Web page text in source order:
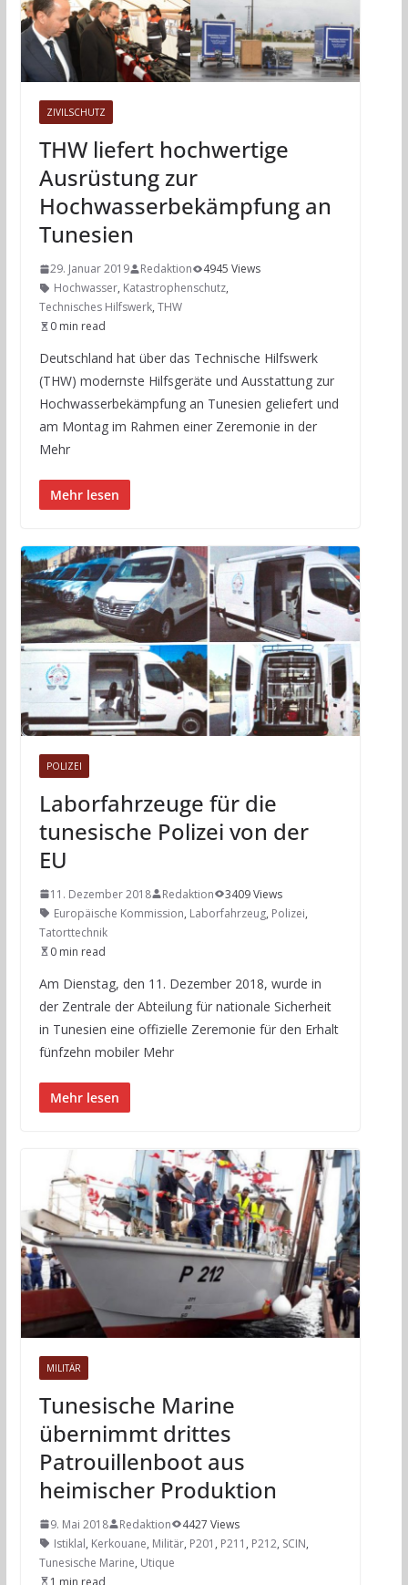
ZIVILSCHUTZ
THW liefert hochwertige
Ausrüstung zur
Hochwasserbekämpfung an
Tunesien
29. Januar 2019 Redaktion
4945 Views
Hochwasser, Katastrophenschutz,
Technisches Hilfswerk, THW
0 min read
Deutschland hat über das Technische Hilfswerk
(THW) modernste Hilfsgeräte und Ausstattung zur
Hochwasserbekämpfung an Tunesien geliefert und
am Montag im Rahmen einer Zeremonie in der
Mehr
Mehr lesen
POLIZEI
Laborfahrzeuge für die
tunesische Polizei von der
EU
11. Dezember 2018 Redaktion
3409 Views
Europäische Kommission, Laborfahrzeug, Polizei,
Tatorttechnik
0 min read
Am Dienstag, den 11. Dezember 2018, wurde in
der Zentrale der Abteilung für nationale Sicherheit
in Tunesien eine offizielle Zeremonie für den Erhalt
fünfzehn mobiler Mehr
Mehr lesen
MILITÄR
Tunesische Marine
übernimmt drittes
Patrouillenboot aus
heimischer Produktion
9. Mai 2018 Redaktion
4427 Views
Istiklal, Kerkouane, Militär, P201 , P211 , P212, SCIN,
Tunesische Marine, Utique
1 min read